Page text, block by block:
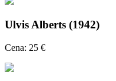
Ulvis Alberts (1942)
Cena: 25 €